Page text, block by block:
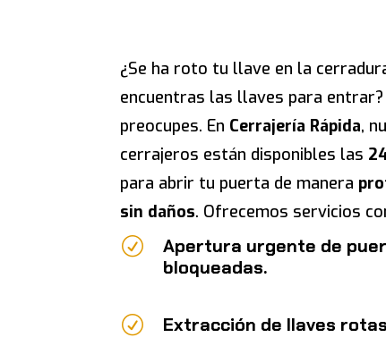
¿Se ha roto tu llave en la
encuentras las llaves para
preocupes. En Cerrajería Rápida,
cerrajeros están disponibles las
para abrir tu puerta de manera
sin daños. Ofrecemos servicios
R
Apertura urgente de
bloqueadas.
R Extracción de llaves